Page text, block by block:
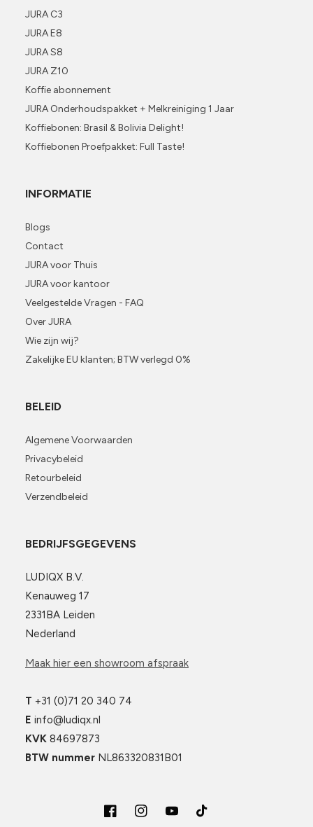
JURA C3
JURA E8
JURA S8
JURA Z10
Koffie abonnement
JURA Onderhoudspakket + Melkreiniging 1 Jaar
Koffiebonen: Brasil & Bolivia Delight!
Koffiebonen Proefpakket: Full Taste!
INFORMATIE
Blogs
Contact
JURA voor Thuis
JURA voor kantoor
Veelgestelde Vragen - FAQ
Over JURA
Wie zijn wij?
Zakelijke EU klanten; BTW verlegd 0%
BELEID
Algemene Voorwaarden
Privacybeleid
Retourbeleid
Verzendbeleid
BEDRIJFSGEGEVENS
LUDIQX B.V.
Kenauweg 17
2331BA Leiden
Nederland
Maak hier een showroom afspraak
T +31 (0)71 20 340 74
E info@ludiqx.nl
KVK 84697873
BTW nummer NL863320831B01
FacebookInstagramYouTubeTikTok